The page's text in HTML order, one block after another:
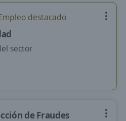
destacado
sector
de Fraudes